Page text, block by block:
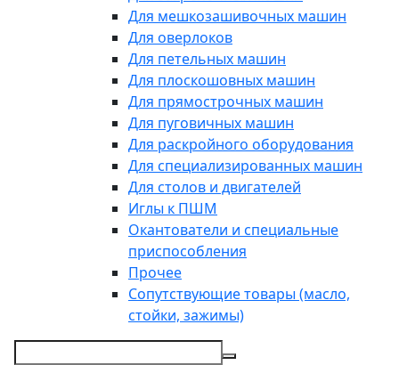
Для мешкозашивочных машин
Для оверлоков
Для петельных машин
Для плоскошовных машин
Для прямострочных машин
Для пуговичных машин
Для раскройного оборудования
Для специализированных машин
Для столов и двигателей
Иглы к ПШМ
Окантователи и специальные
приспособления
Прочее
Сопутствующие товары (масло,
стойки, зажимы)